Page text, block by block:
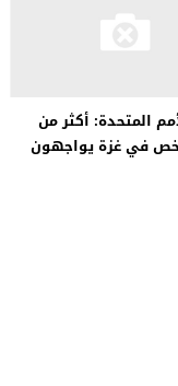
المتحدة: أكثر من
في غزة يواجهون